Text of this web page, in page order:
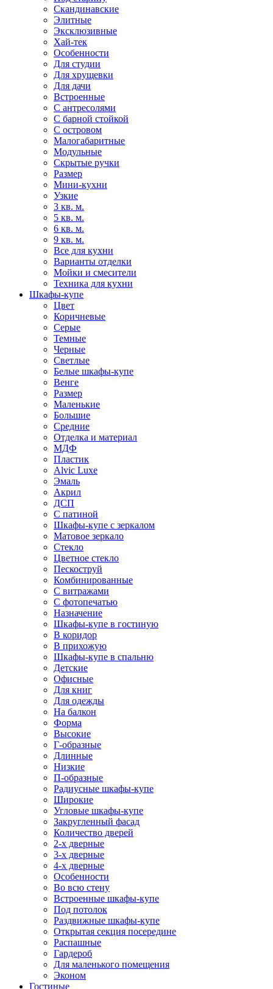
Скандинавские
Элитные
Эксклюзивные
Хай-тек
Особенности
Для студии
Для хрущевки
Для дачи
Встроенные
С антресолями
С барной стойкой
С островом
Малогабаритные
Модульные
Скрытые ручки
Размер
Мини-кухни
Узкие
3 кв. м.
5 кв. м.
6 кв. м.
9 кв. м.
Все для кухни
Варианты отделки
Мойки и смесители
Техника для кухни
Шкафы-купе
Цвет
Коричневые
Серые
Темные
Черные
Светлые
Белые шкафы-купе
Венге
Размер
Маленькие
Большие
Средние
Отделка и материал
МДФ
Пластик
Alvic Luxe
Эмаль
Акрил
ДСП
С патиной
Шкафы-купе с зеркалом
Матовое зеркало
Стекло
Цветное стекло
Пескоструй
Комбинированные
С витражами
С фотопечатью
Назначение
Шкафы-купе в гостиную
В коридор
В прихожую
Шкафы-купе в спальню
Детские
Офисные
Для книг
Для одежды
На балкон
Форма
Высокие
Г-образные
Длинные
Низкие
П-образные
Радиусные шкафы-купе
Широкие
Угловые шкафы-купе
Закругленный фасад
Количество дверей
2-х дверные
3-х дверные
4-х дверные
Особенности
Во всю стену
Встроенные шкафы-купе
Под потолок
Раздвижные шкафы-купе
Открытая секция посередине
Распашные
Гардероб
Для маленького помещения
Эконом
Гостиные